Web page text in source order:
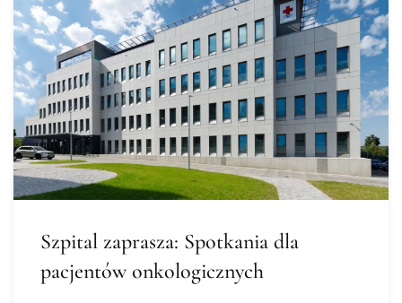
Szpital zaprasza: Spotkania dla
pacjentów onkologicznych